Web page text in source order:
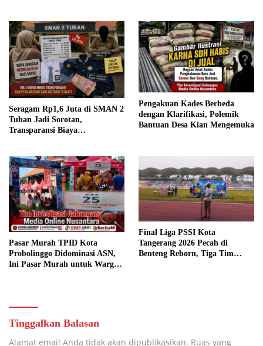
Seragam Rp1,6 Juta di SMAN 2
Tuban Jadi Sorotan,
Transparansi Biaya
Pengakuan Kades Berbeda
dengan Klarifikasi, Polemik
Bantuan Desa Kian Mengemuka
Pasar Murah TPID Kota
Probolinggo Didominasi ASN,
Ini Pasar Murah untuk Warga
Final Liga PSSI Kota
Tangerang 2026 Pecah di
Benteng Reborn, Tiga Tim
Tinggalkan Balasan
Alamat email Anda tidak akan dipublikasikan. Ruas yang